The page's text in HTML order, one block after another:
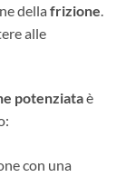
della frizione
alle
potenziataè
con una